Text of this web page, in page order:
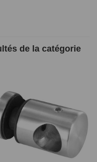
de la catégorie